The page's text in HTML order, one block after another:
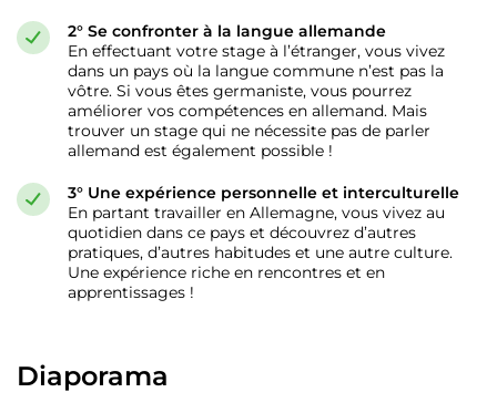
2° Se confronter à la langue allemande
En effectuant votre stage à l’étranger, vous vivez
dans un pays où la langue commune n’est pas la
vôtre. Si vous êtes germaniste, vous pourrez
améliorer vos compétences en allemand. Mais
trouver un stage qui ne nécessite pas de parler
allemand est également possible !
3° Une expérience personnelle et interculturelle
En partant travailler en Allemagne, vous vivez au
quotidien dans ce pays et découvrez d’autres
pratiques, d’autres habitudes et une autre culture.
Une expérience riche en rencontres et en
apprentissages !
Diaporama